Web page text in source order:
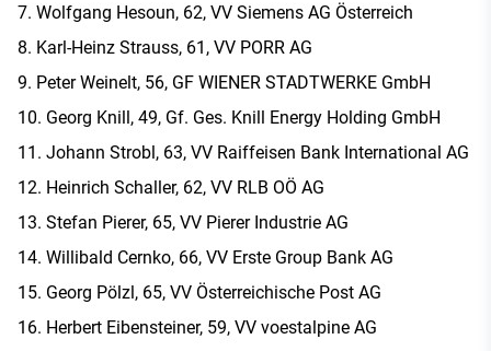
Wolfgang Hesoun, 62, VV Siemens AG Österreich
Karl-Heinz Strauss, 61, VV PORR AG
Peter Weinelt, 56, GF WIENER STADTWERKE GmbH
Georg Knill, 49, Gf. Ges. Knill Energy Holding GmbH
Johann Strobl, 63, VV Raiffeisen Bank International AG
Heinrich Schaller, 62, VV RLB OÖ AG
Stefan Pierer, 65, VV Pierer Industrie AG
Willibald Cernko, 66, VV Erste Group Bank AG
Georg Pölzl, 65, VV Österreichische Post AG
Herbert Eibensteiner, 59, VV voestalpine AG